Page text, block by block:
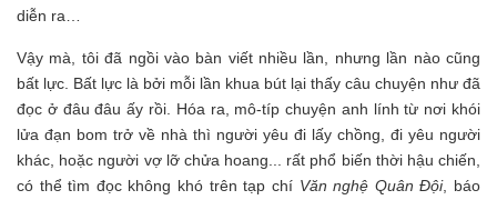
diễn ra…
Vậy mà, tôi đã ngồi vào bàn viết nhiều lần, nhưng lần nào cũng
bất lực. Bất lực là bởi mỗi lần khua bút lại thấy câu chuyện như đã
đọc ở đâu đâu ấy rồi. Hóa ra, mô-típ chuyện anh lính từ nơi khói
lửa đạn bom trở về nhà thì người yêu đi lấy chồng, đi yêu người
khác, hoặc người vợ lỡ chửa hoang... rất phổ biến thời hậu chiến,
có thể tìm đọc không khó trên tạp chí Văn nghệ Quân Đội, báo